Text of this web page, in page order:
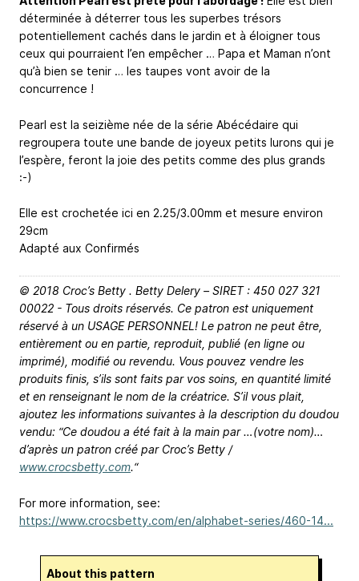
déterminée à déterrer tous les superbes trésors
potentiellement cachés dans le jardin et à éloigner tous
ceux qui pourraient l’en empêcher … Papa et Maman n’ont
qu’à bien se tenir … les taupes vont avoir de la
concurrence !
Pearl est la seizième née de la série Abécédaire qui
regroupera toute une bande de joyeux petits lurons qui je
l’espère, feront la joie des petits comme des plus grands
:-)
Elle est crochetée ici en 2.25/3.00mm et mesure environ
29cm
Adapté aux Confirmés
© 2018 Croc’s Betty . Betty Delery – SIRET : 450 027 321
00022 - Tous droits réservés. Ce patron est uniquement
réservé à un USAGE PERSONNEL! Le patron ne peut être,
entièrement ou en partie, reproduit, publié (en ligne ou
imprimé), modifié ou revendu. Vous pouvez vendre les
produits finis, s’ils sont faits par vos soins, en quantité limité
et en renseignant le nom de la créatrice. S’il vous plait,
ajoutez les informations suivantes à la description du doudou
vendu: “Ce doudou a été fait à la main par …(votre nom)…
d’après un patron créé par Croc’s Betty /
www.crocsbetty.com.“
For more information, see:
https://www.crocsbetty.com/en/alphabet-series/460-14...
About this pattern